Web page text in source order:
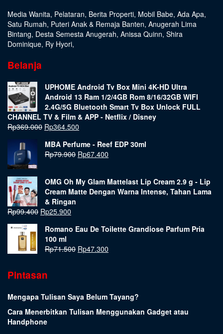
Media Wanita, Pelataran, Berita Properti, Mobil Babe, Ada Apa,
Satu Rumah, Puteri Anak & Remaja Banten, Anugerah Lima
Bintang, Desta Semesta Anugerah, Anissa Quinn, Shira
Dominique, Ry Hyori,
Belanja
UPHOME Android Tv Box Mini 4K-HD Ultra
Android 13 Ram 1/2/4GB Rom 8/16/32GB WIFI
2.4G/5G Bluetooth Smart Tv Box Unlock FULL
CHANNEL TV & Film & APP - Netflix / Disney
Rp369.000 Rp364.500
MBA Perfume - Reef EDP 30ml
Rp79.900 Rp67.400
OMG Oh My Glam Mattelast Lip Cream 2.9 g - Lip
Cream Matte Dengan Warna Intense, Tahan Lama
& Ringan
Rp99.400 Rp25.900
Romano Eau De Toilette Grandiose Parfum Pria
100 ml
Rp71.500 Rp47.300
Pintasan
Mengapa Tulisan Saya Belum Tayang?
Cara Menerbitkan Tulisan Menggunakan Gadget atau
Handphone